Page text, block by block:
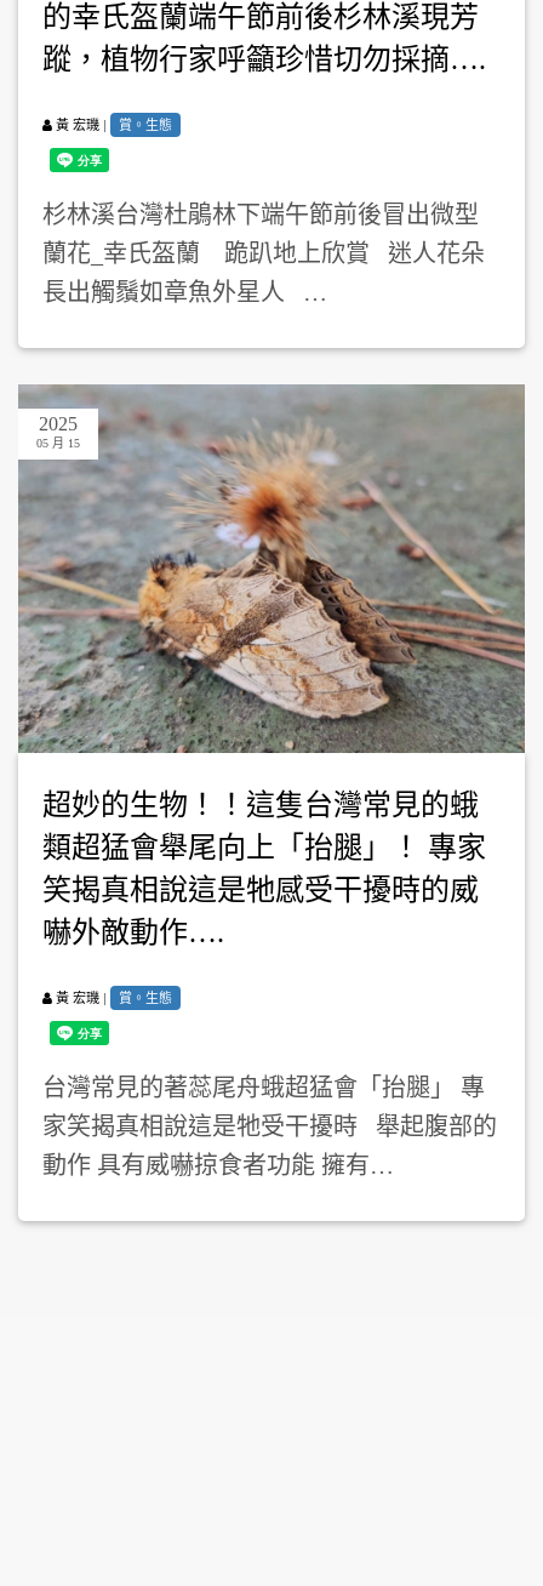
的幸氏盔蘭端午節前後杉林溪現芳
蹤，植物行家呼籲珍惜切勿採摘….
黃 宏璣 | 賞。生態
杉林溪台灣杜鵑林下端午節前後冒出微型
蘭花_幸氏盔蘭 跪趴地上欣賞 迷人花朵
長出觸鬚如章魚外星人 …
2025
05 月 15
超妙的生物！！這隻台灣常見的蛾
類超猛會舉尾向上「抬腿」！ 專家
笑揭真相說這是牠感受干擾時的威
嚇外敵動作….
黃 宏璣 | 賞。生態
台灣常見的著蕊尾舟蛾超猛會「抬腿」 專
家笑揭真相說這是牠受干擾時 舉起腹部的
動作 具有威嚇掠食者功能 擁有…